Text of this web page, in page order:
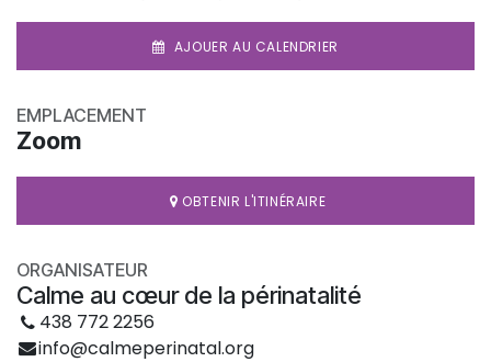
AJOUER AU CALENDRIER
EMPLACEMENT
Zoom
OBTENIR L'ITINÉRAIRE
ORGANISATEUR
Calme au cœur de la périnatalité
438 772 2256
info@calmeperinatal.org